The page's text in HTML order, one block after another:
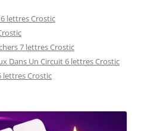
lettres Crostic
7 lettres Crostic
Dans Un Circuit 6 lettres Crostic
lettres Crostic